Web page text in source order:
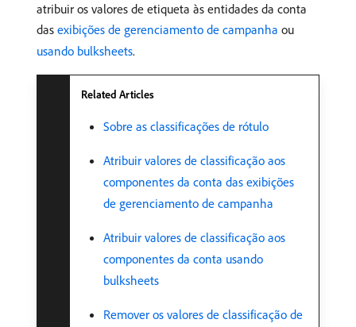
atribuir os valores de etiqueta às entidades da conta
das exibições de gerenciamento de campanha ou
usando bulksheets.
Related Articles
Sobre as classificações de rótulo
Atribuir valores de classificação aos
componentes da conta das exibições
de gerenciamento de campanha
Atribuir valores de classificação aos
componentes da conta usando
bulksheets
Remover os valores de classificação de